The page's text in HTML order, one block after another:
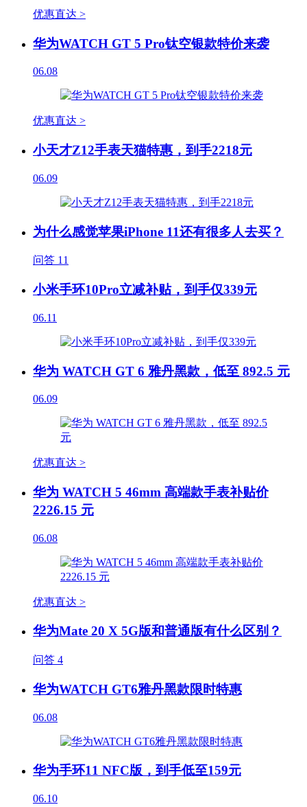
优惠直达 >
华为WATCH GT 5 Pro钛空银款特价来袭
06.08
优惠直达 >
小天才Z12手表天猫特惠，到手2218元
06.09
为什么感觉苹果iPhone 11还有很多人去买？
问答 11
小米手环10Pro立减补贴，到手仅339元
06.11
华为 WATCH GT 6 雅丹黑款，低至 892.5 元
06.09
优惠直达 >
华为 WATCH 5 46mm 高端款手表补贴价
2226.15 元
06.08
优惠直达 >
华为Mate 20 X 5G版和普通版有什么区别？
问答 4
华为WATCH GT6雅丹黑款限时特惠
06.08
华为手环11 NFC版，到手低至159元
06.10